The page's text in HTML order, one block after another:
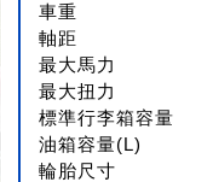
車重
軸距
最大馬力
最大扭力
標準行李箱容量
油箱容量(L)
輪胎尺寸